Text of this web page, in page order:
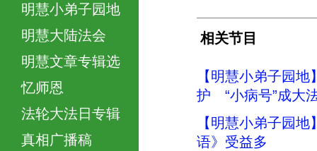
明慧小弟子园地
明慧大陆法会
明慧文章专辑选
忆师恩
法轮大法日专辑
真相广播稿
相关节目
【明慧小弟子园
护 “小病号”成大
【明慧小弟子园
语》受益多